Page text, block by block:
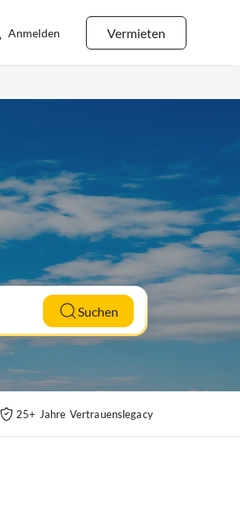
Vermieten
Anmelden
Suchen
25+ Jahre Vertrauenslegacy